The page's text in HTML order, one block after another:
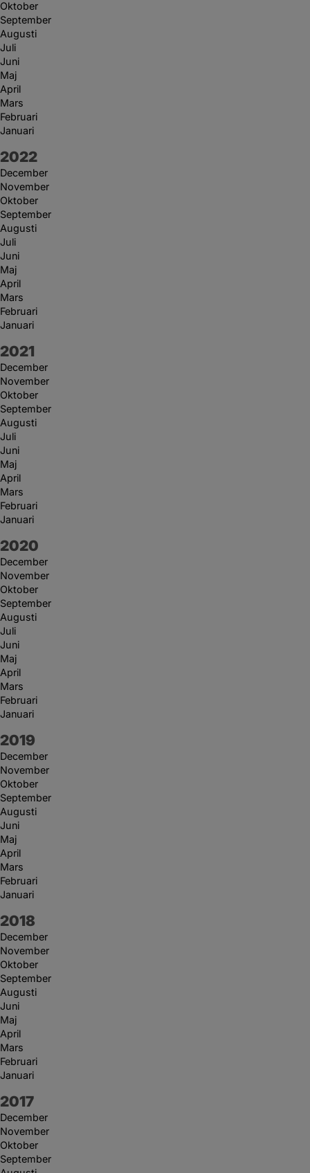
Oktober
September
Augusti
Juli
Juni
Maj
April
Mars
Februari
Januari
År:
2022
December
November
Oktober
September
Augusti
Juli
Juni
Maj
April
Mars
Februari
Januari
År:
2021
December
November
Oktober
September
Augusti
Juli
Juni
Maj
April
Mars
Februari
Januari
År:
2020
December
November
Oktober
September
Augusti
Juli
Juni
Maj
April
Mars
Februari
Januari
År:
2019
December
November
Oktober
September
Augusti
Juni
Maj
April
Mars
Februari
Januari
År:
2018
December
November
Oktober
September
Augusti
Juni
Maj
April
Mars
Februari
Januari
År:
2017
December
November
Oktober
September